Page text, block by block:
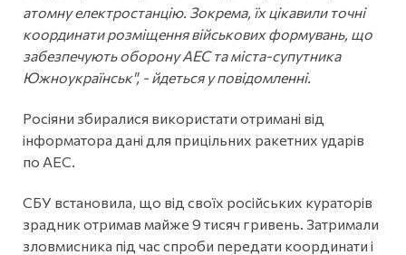
атомну електростанцію. Зокрема, їх цікавили точні
координати розміщення військових формувань, що
забезпечують оборону АЕС та міста-супутника
Южноукраїнськ", - йдеться у повідомленні.
Росіяни збиралися використати отримані від
інформатора дані для прицільних ракетних ударів
по АЕС.
СБУ встановила, що від своїх російських кураторів
зрадник отримав майже 9 тисяч гривень. Затримали
зловмисника під час спроби передати координати і